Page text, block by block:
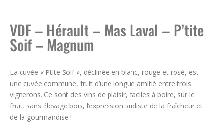
VDF – Hérault – Mas Laval – P’tite
Soif – Magnum
La cuvée « Ptite Soif », déclinée en blanc, rouge et rosé, est
une cuvée commune, fruit d’une longue amitié entre trois
vignerons. Ce sont des vins de plaisir, faciles à boire, sur le
fruit, sans élevage bois, l’expression sudiste de la fraîcheur et
de la gourmandise !